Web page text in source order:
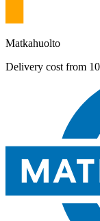
Matkahuolto
Delivery cost from